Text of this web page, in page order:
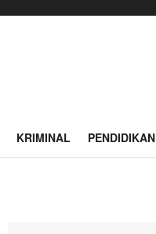
KRIMINAL PENDIDIKAN